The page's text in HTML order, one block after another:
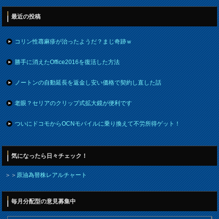
最近の投稿
コリン性蕁麻疹が治ったようだ？まじ奇跡ｗ
勝手に消えたOffice2016を復活した方法
ノートンの自動延長を返金し安い価格で契約し直した話
老眼？セリアのクリップ式拡大鏡が便利です
ついにドコモからOCNモバイルに乗り換えて不労所得ゲット！
気になったら日々チェック！
＞＞原油為替株レアルチャート
毎月分配型の意見募集中